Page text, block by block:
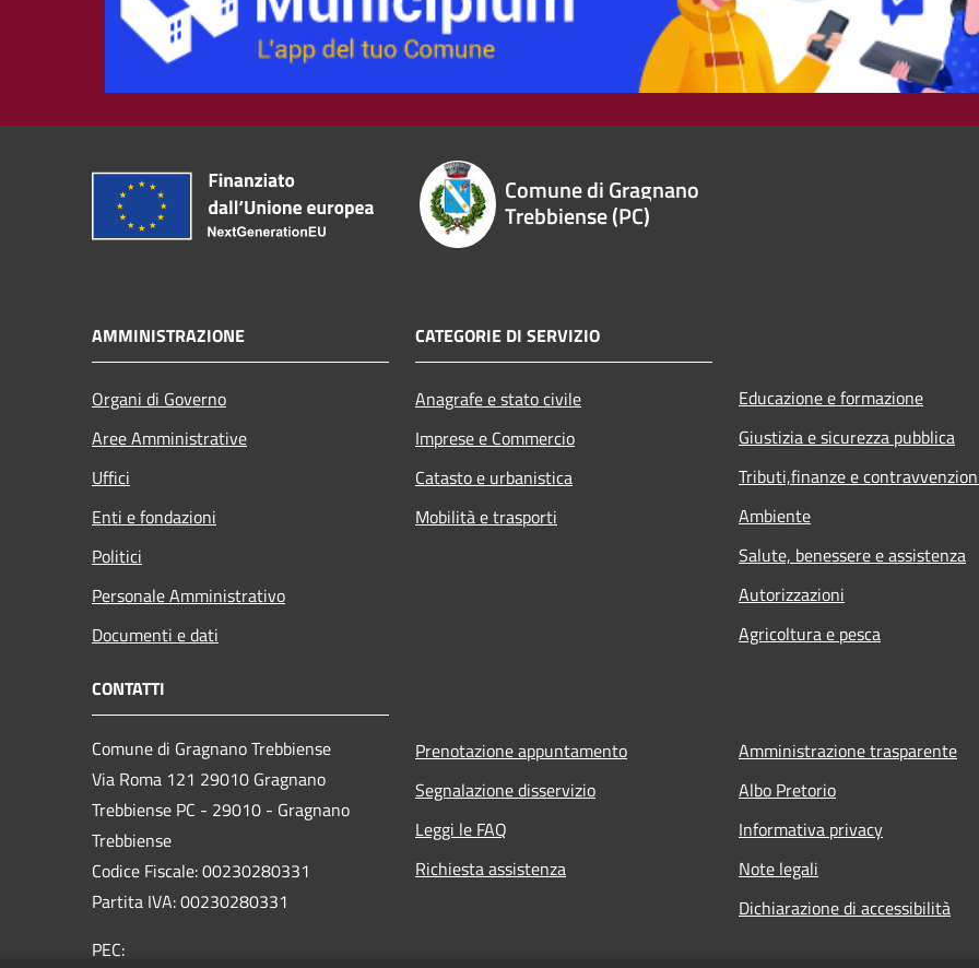
Comune di Gragnano
Trebbiense (PC)
AMMINISTRAZIONE
Organi di Governo
Aree Amministrative
Uffici
Enti e fondazioni
Politici
Personale Amministrativo
Documenti e dati
CATEGORIE DI SERVIZIO
Anagrafe e stato civile
Imprese e Commercio
Catasto e urbanistica
Mobilità e trasporti
Educazione e formazione
Giustizia e sicurezza pubblica
Tributi,finanze e
Ambiente
Salute, benessere e assistenza
Autorizzazioni
Agricoltura e pesca
CONTATTI
Comune di Gragnano Trebbiense
Via Roma 121 29010 Gragnano
Trebbiense PC - 29010 - Gragnano
Trebbiense
Codice Fiscale: 00230280331
Partita IVA: 00230280331
PEC:
Prenotazione appuntamento
Segnalazione disservizio
Leggi le FAQ
Richiesta assistenza
Amministrazione trasparente
Albo Pretorio
Informativa privacy
Note legali
Dichiarazione di accessibilità